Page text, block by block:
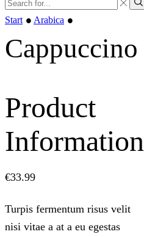
Start • Arabica •
Cappuccino
Product
Information
€33.99
Turpis fermentum risus velit
nisi vitae a at a eu egestas